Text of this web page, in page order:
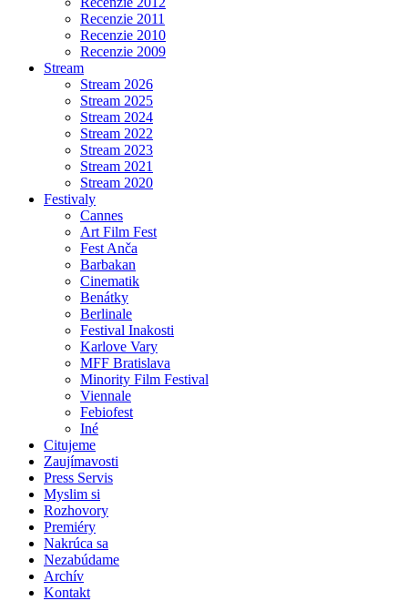
Recenzie 2011
Recenzie 2010
Recenzie 2009
Stream
Stream 2026
Stream 2025
Stream 2024
Stream 2022
Stream 2023
Stream 2021
Stream 2020
Festivaly
Cannes
Art Film Fest
Fest Anča
Barbakan
Cinematik
Benátky
Berlinale
Festival Inakosti
Karlove Vary
MFF Bratislava
Minority Film Festival
Viennale
Febiofest
Iné
Citujeme
Zaujímavosti
Press Servis
Myslim si
Rozhovory
Premiéry
Nakrúca sa
Nezabúdame
Archív
Kontakt